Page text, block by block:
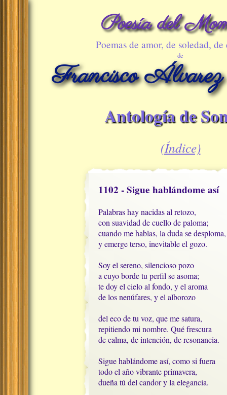
Poesía del
Poemas de amor, de soledad, de
de
Francisco
Antología de
(Índice)
1102 - Sigue hablándome así
Palabras hay nacidas al retozo,
con suavidad de cuello de paloma;
cuando me hablas, la duda se desploma,
y emerge terso, inevitable el gozo.
Soy el sereno, silencioso pozo
a cuyo borde tu perfil se asoma;
te doy el cielo al fondo, y el aroma
de los nenúfares, y el alborozo
del eco de tu voz, que me satura,
repitiendo mi nombre. Qué frescura
de calma, de intención, de resonancia.
Sigue hablándome así, como si fuera
todo el año vibrante primavera,
dueña tú del candor y la elegancia.